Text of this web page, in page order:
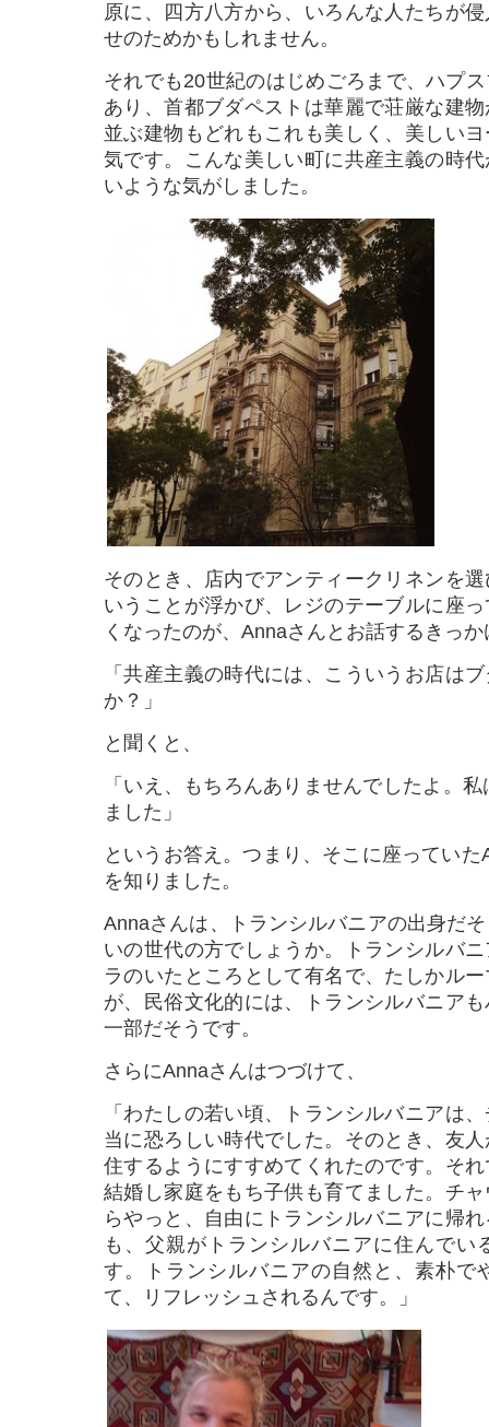
原に、四方八方から、いろんな人たちが
せのためかもしれません。
それでも20世紀のはじめごろまで、ハプ
あり、首都ブダペストは華麗で荘厳な建
並ぶ建物もどれもこれも美しく、美しい
気です。こんな美しい町に共産主義の時
いような気がしました。
そのとき、店内でアンティークリネンを
いうことが浮かび、レジのテーブルに座
くなったのが、Annaさんとお話するきっ
「共産主義の時代には、こういうお店は
か？」
と聞くと、
「いえ、もちろんありませんでしたよ。
ました」
というお答え。つまり、そこに座ってい
を知りました。
Annaさんは、トランシルバニアの出身だ
いの世代の方でしょうか。トランシルバ
ラのいたところとして有名で、たしかル
が、民俗文化的には、トランシルバニア
一部だそうです。
さらにAnnaさんはつづけて、
「わたしの若い頃、トランシルバニアは
当に恐ろしい時代でした。そのとき、友
住するようにすすめてくれたのです。そ
結婚し家庭をもち子供も育てました。チ
らやっと、自由にトランシルバニアに帰
も、父親がトランシルバニアに住んでい
す。トランシルバニアの自然と、素朴で
て、リフレッシュされるんです。」